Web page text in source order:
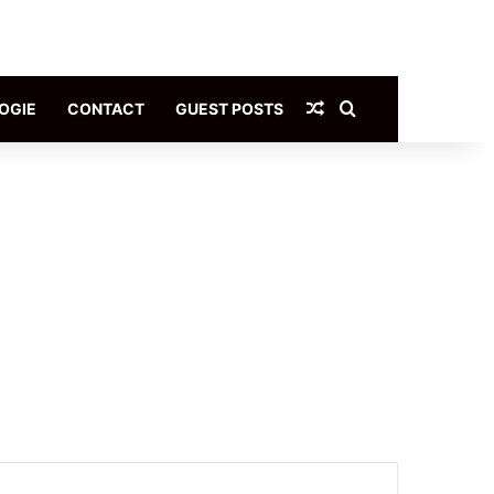
CONTACT GUEST POSTS Article Aléatoire